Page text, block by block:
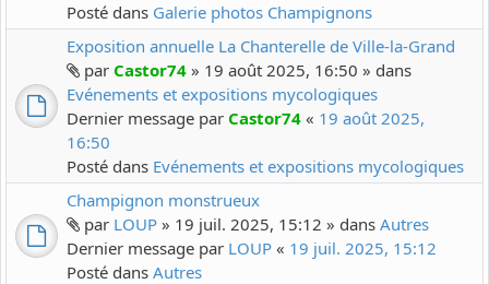
Posté dans Galerie photos Champignons
Exposition annuelle La Chanterelle de Ville-la-Grand
par Castor74 » 19 août 2025, 16:50 » dans
Evénements et expositions mycologiques
Dernier message par Castor74 « 19 août 2025,
16:50
Posté dans Evénements et expositions mycologiques
Champignon monstrueux
par LOUP » 19 juil. 2025, 15:12 » dans Autres
Dernier message par LOUP « 19 juil. 2025, 15:12
Posté dans Autres